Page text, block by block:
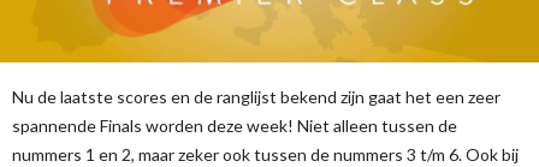
Nu de laatste scores en de ranglijst bekend zijn gaat het een zeer
spannende Finals worden deze week! Niet alleen tussen de
nummers 1 en 2, maar zeker ook tussen de nummers 3 t/m 6. Ook bij